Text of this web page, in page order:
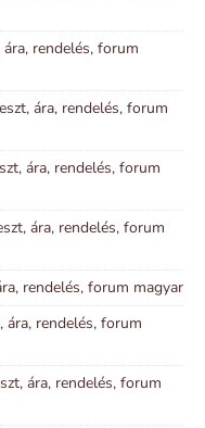
rendelés, forum
ára, rendelés, forum
ára, rendelés, forum
ára, rendelés, forum
rendelés, forum magyar
ára, rendelés, forum
ára, rendelés, forum